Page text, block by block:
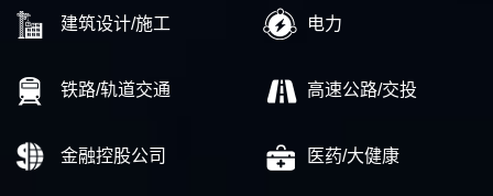
建筑设计/施工 电力
铁路/轨道交通 高速公路/交投
金融控股公司 医药/大健康